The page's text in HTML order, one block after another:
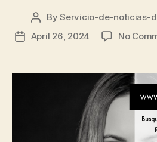
Post
author
ByServicio-de-noticias-
PostApril 26, 2024 No